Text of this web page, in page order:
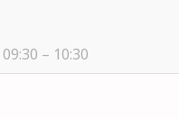
– 10:30